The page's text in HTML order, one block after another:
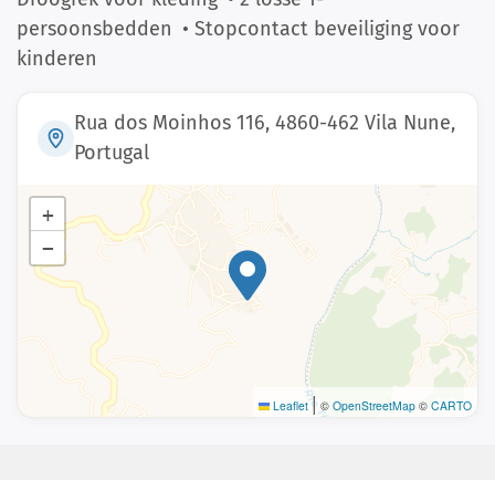
persoonsbedden • Stopcontact beveiliging voor
kinderen
Rua dos Moinhos 116, 4860-462 Vila Nune,
Portugal
+
−
Leaflet | © OpenStreetMap © CARTO